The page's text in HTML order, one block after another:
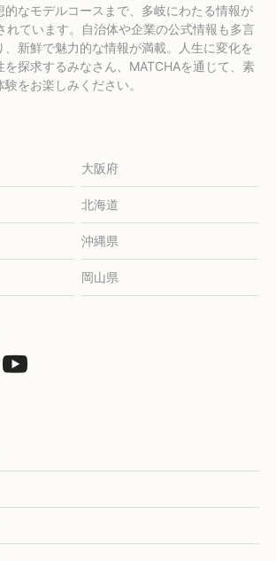
的なモデルコースまで、多岐にわたる情報が
れています。自治体や企業の公式情報も多言
、新鮮で魅力的な情報が満載。人生に変化を
を探求するみなさん、MATCHAを通じて、素
をお楽しみください。
大阪府
北海道
沖縄県
岡山県